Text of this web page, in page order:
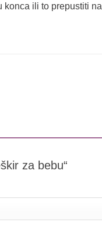
ili to prepustiti
za bebu“